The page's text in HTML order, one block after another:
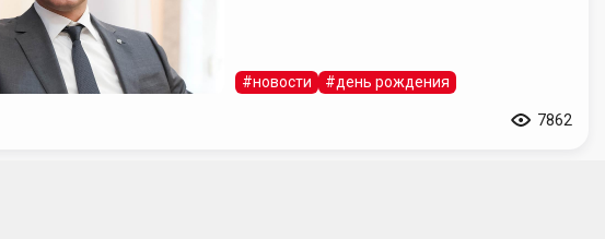
#новости #день рождения
7862